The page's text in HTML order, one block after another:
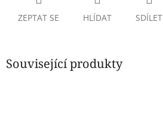
ZEPTAT SE HLÍDAT SDÍLET
Související produkty